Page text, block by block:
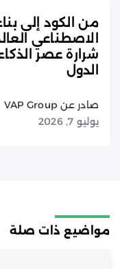
من الكود إلى
شرارة عصر
الدول
صادر عن VAP Group
يوليو 7, 2026
مواضيع ذات صلة